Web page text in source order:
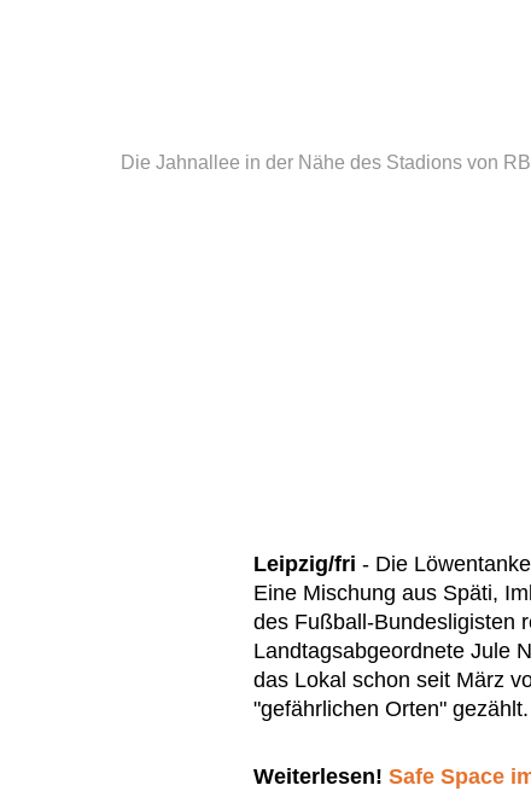
Die Jahnallee in der Nähe des Stadions von
Leipzig/fri - Die
Eine Mischung aus Späti,
des Fußball-Bundesligisten
Landtagsabgeordnete Jule
das Lokal schon seit März
"gefährlichen Orten" gezählt.
Weiterlesen! Safe Space